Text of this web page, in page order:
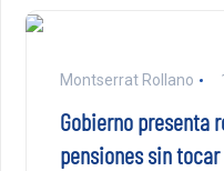
Montserrat Rollano
Gobierno presenta
pensiones sin tocar